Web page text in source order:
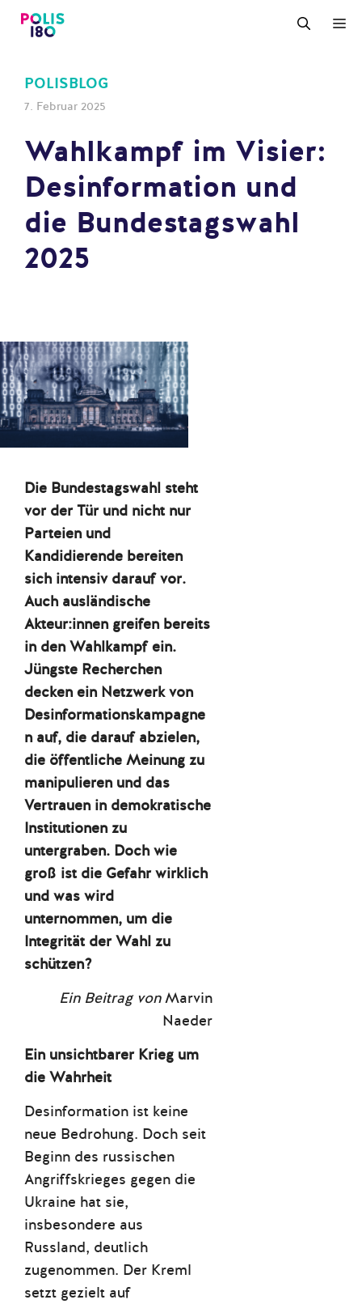
Zum
Inhalt
POLISBLOG
7. Februar 2025
Wahlkampf im Visier:
Desinformation und
die Bundestagswahl
2025
Die Bundestagswahl steht
vor der Tür und nicht nur
Parteien und
Kandidierende bereiten
sich intensiv darauf vor.
Auch ausländische
Akteur:innen greifen bereits
in den Wahlkampf ein.
Jüngste Recherchen
decken ein Netzwerk von
Desinformationskampagne
n auf, die darauf abzielen,
die öffentliche Meinung zu
manipulieren und das
Vertrauen in demokratische
Institutionen zu
untergraben. Doch wie
groß ist die Gefahr wirklich
und was wird
unternommen, um die
Integrität der Wahl zu
schützen?
Ein Beitrag vonMarvin
Naeder
Ein unsichtbarer Krieg um
die Wahrheit
Desinformation ist keine
neue Bedrohung. Doch seit
Beginn des russischen
Angriffskrieges gegen die
Ukraine hat sie,
insbesondere aus
Russland, deutlich
zugenommen. Der Kreml
setzt gezielt auf